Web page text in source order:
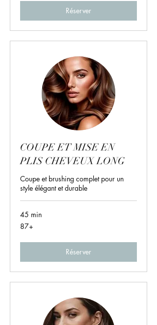
Réserver
COUPE ET MISE EN
PLIS CHEVEUX LONG
Coupe et brushing complet pour un
style élégant et durable
45 min
87+
87+
Réserver